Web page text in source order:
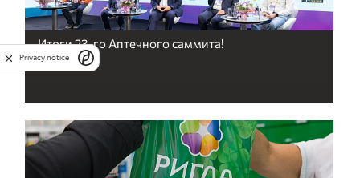
Итоги 23-го Аптечного саммита!
Privacy notice